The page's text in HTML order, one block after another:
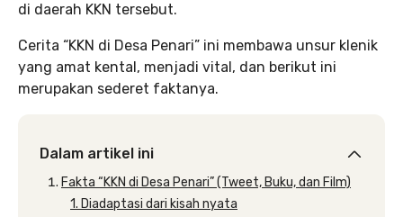
di daerah KKN tersebut.
Cerita “KKN di Desa Penari” ini membawa unsur klenik
yang amat kental, menjadi vital, dan berikut ini
merupakan sederet faktanya.
Dalam artikel ini
Fakta “KKN di Desa Penari” (Tweet, Buku, dan Film)
1. Diadaptasi dari kisah nyata